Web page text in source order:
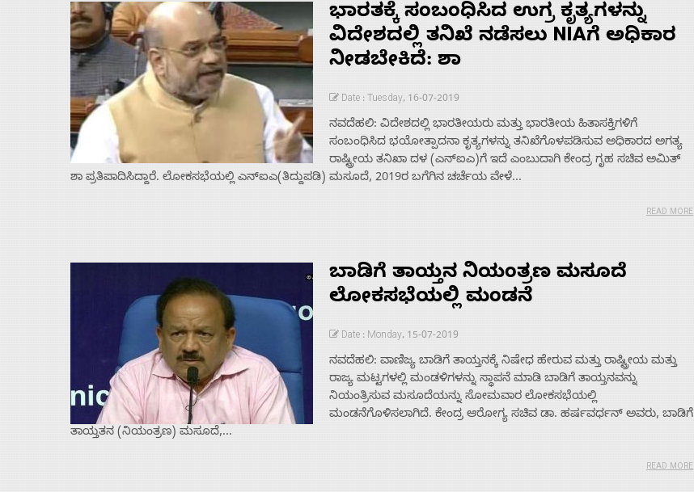
ಭಾರತಕ್ಕೆ ಸಂಬಂಧಿಸಿದ ಉಗ್ರ ಕೃತ್ಯಗಳನ್ನು
ವಿದೇಶದಲ್ಲಿ ತನಿಖೆ ನಡೆಸಲು NIAಗೆ ಅಧಿಕಾರ
ನೀಡಬೇಕಿದೆ: ಶಾ
Date : Tuesday, 16-07-2019
ನವದೆಹಲಿ: ವಿದೇಶದಲ್ಲಿ ಭಾರತೀಯರು ಮತ್ತು ಭಾರತೀಯ ಹಿತಾಸಕ್ತಿಗಳಿಗೆ
ಸಂಬಂಧಿಸಿದ ಭಯೋತ್ಪಾದನಾ ಕೃತ್ಯಗಳನ್ನು ತನಿಖೆಗೊಳಪಡಿಸುವ ಅಧಿಕಾರದ ಅಗತ್ಯ
ರಾಷ್ಟ್ರೀಯ ತನಿಖಾ ದಳ (ಎನ್­ಐಎ)ಗೆ ಇದೆ ಎಂಬುದಾಗಿ ಕೇಂದ್ರ ಗೃಹ ಸಚಿವ ಅಮಿತ್
ಶಾ ಪ್ರತಿಪಾದಿಸಿದ್ದಾರೆ. ಲೋಕಸಭೆಯಲ್ಲಿ ಎನ್­ಐಎ(ತಿದ್ದುಪಡಿ) ಮಸೂದೆ, 2019ರ ಬಗೆಗಿನ ಚರ್ಚೆಯ ವೇಳೆ...
READ MORE
ಬಾಡಿಗೆ ತಾಯ್ತನ ನಿಯಂತ್ರಣ ಮಸೂದೆ
ಲೋಕಸಭೆಯಲ್ಲಿ ಮಂಡನೆ
Date : Monday, 15-07-2019
ನವದೆಹಲಿ: ವಾಣಿಜ್ಯ ಬಾಡಿಗೆ ತಾಯ್ತನಕ್ಕೆ ನಿಷೇಧ ಹೇರುವ ಮತ್ತು ರಾಷ್ಟ್ರೀಯ ಮತ್ತು
ರಾಜ್ಯ ಮಟ್ಟಗಳಲ್ಲಿ ಮಂಡಳಿಗಳನ್ನು ಸ್ಥಾಪನೆ ಮಾಡಿ ಬಾಡಿಗೆ ತಾಯ್ತನವನ್ನು
ನಿಯಂತ್ರಿಸುವ ಮಸೂದೆಯನ್ನು ಸೋಮವಾರ ಲೋಕಸಭೆಯಲ್ಲಿ
ಮಂಡನೆಗೊಳಿಸಲಾಗಿದೆ. ಕೇಂದ್ರ ಆರೋಗ್ಯ ಸಚಿವ ಡಾ. ಹರ್ಷವರ್ಧನ್ ಅವರು, ಬಾಡಿಗೆ
ತಾಯ್ತತನ (ನಿಯಂತ್ರಣ) ಮಸೂದೆ,...
READ MORE